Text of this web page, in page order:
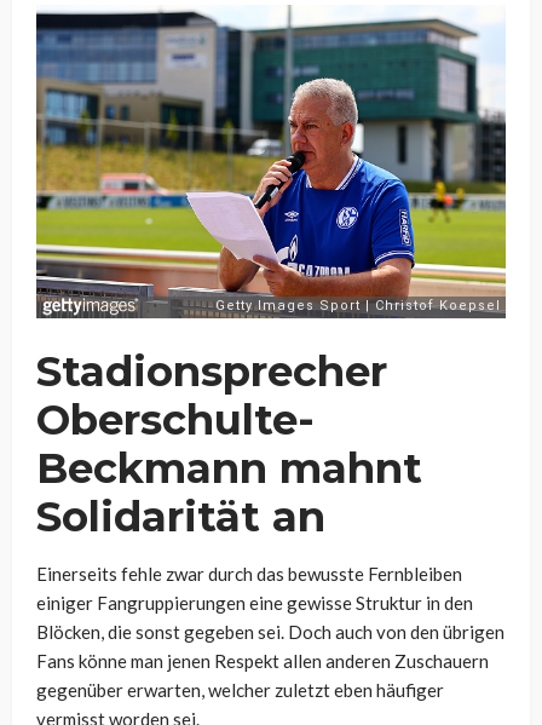
Stadionsprecher
Oberschulte-
Beckmann mahnt
Solidarität an
Einerseits fehle zwar durch das bewusste Fernbleiben
einiger Fangruppierungen eine gewisse Struktur in den
Blöcken, die sonst gegeben sei. Doch auch von den übrigen
Fans könne man jenen Respekt allen anderen Zuschauern
gegenüber erwarten, welcher zuletzt eben häufiger
vermisst worden sei.